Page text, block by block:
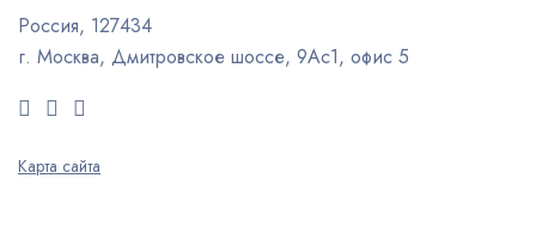
Россия, 127434
г. Москва, Дмитровское шоссе, 9Ас1, офис 5
Карта сайта